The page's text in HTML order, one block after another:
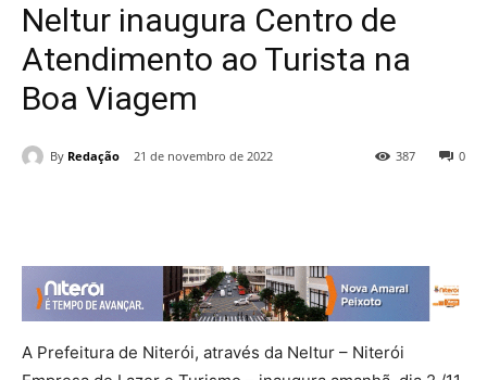
Neltur inaugura Centro de
Atendimento ao Turista na
Boa Viagem
By Redação 21 de novembro de 2022 0
387
A Prefeitura de Niterói, através da Neltur – Niterói